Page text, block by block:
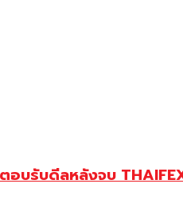
บรับดีลหลังจบ